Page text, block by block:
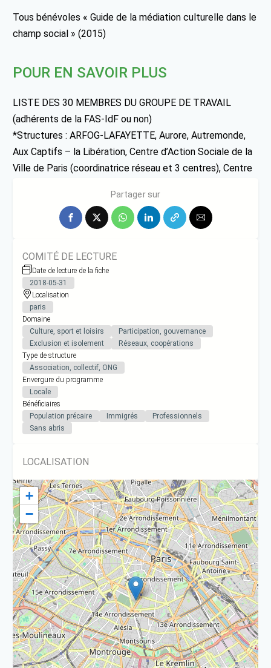
Tous bénévoles « Guide de la médiation culturelle dans le
champ social » (2015)
POUR EN SAVOIR PLUS
LISTE DES 30 MEMBRES DU GROUPE DE TRAVAIL
(adhérents de la FAS-IdF ou non)
*Structures : ARFOG-LAFAYETTE, Aurore, Autremonde,
Aux Captifs – la Libération, Centre d’Action Sociale de la
Ville de Paris (coordinatrice réseau et 3 centres), Centre
Partager sur
COMITÉ DE LECTURE
Date de lecture de la fiche
2018-05-31
Localisation
paris
Domaine
Culture, sport et loisirs
Participation, gouvernance
Exclusion et isolement
Réseaux, coopérations
Type de structure
Association, collectif, ONG
Envergure du programme
Locale
Bénéficiaires
Population précaire
Immigrés
Professionnels
Sans abris
LOCALISATION
+
−